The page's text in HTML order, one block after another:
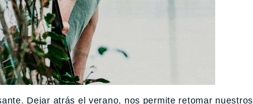
Dejar atrás el verano, nos permite retomar nuestros